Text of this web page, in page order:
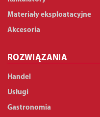
Materiały eksploatacyjne
Akcesoria
ROZWIĄZANIA
Handel
Usługi
Gastronomia